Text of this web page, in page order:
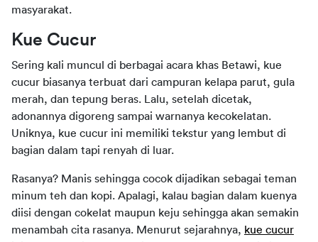
masyarakat.
Kue Cucur
Sering kali muncul di berbagai acara khas Betawi, kue
cucur biasanya terbuat dari campuran kelapa parut, gula
merah, dan tepung beras. Lalu, setelah dicetak,
adonannya digoreng sampai warnanya kecokelatan.
Uniknya, kue cucur ini memiliki tekstur yang lembut di
bagian dalam tapi renyah di luar.
Rasanya? Manis sehingga cocok dijadikan sebagai teman
minum teh dan kopi. Apalagi, kalau bagian dalam kuenya
diisi dengan cokelat maupun keju sehingga akan semakin
menambah cita rasanya. Menurut sejarahnya, kue cucur